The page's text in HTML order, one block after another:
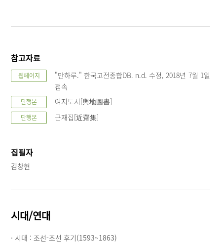
참고자료
웹페이지
"만하루." 한국고전종합DB. n.d. 수정, 2018년 7월 1일
접속
단행본 여지도서[輿地圖書]
단행본 근재집[近齋集]
집필자
김창현
시대/연대
· 시대 : 조선-조선 후기(1593~1863)